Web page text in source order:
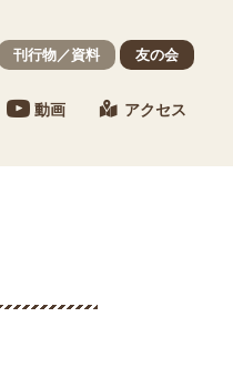
刊行物／資料 友の会
動画 アクセス